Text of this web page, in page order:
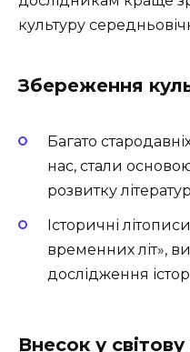
культуру
Збереження
Багато
нас, стали
розвитку
Історичні
временних літ»,
дослідження
Внесок у